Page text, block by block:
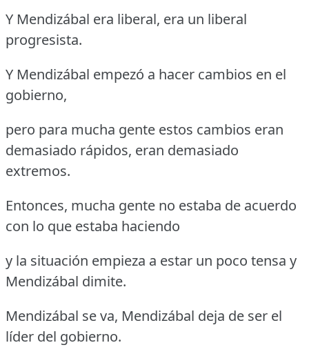
Y Mendizábal era liberal, era un liberal
progresista.
Y Mendizábal empezó a hacer cambios en el
gobierno,
pero para mucha gente estos cambios eran
demasiado rápidos, eran demasiado
extremos.
Entonces, mucha gente no estaba de acuerdo
con lo que estaba haciendo
y la situación empieza a estar un poco tensa y
Mendizábal dimite.
Mendizábal se va, Mendizábal deja de ser el
líder del gobierno.